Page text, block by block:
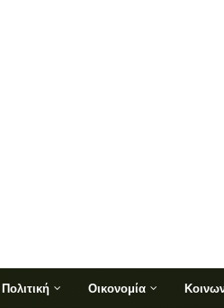
Πολιτική Οικονομία